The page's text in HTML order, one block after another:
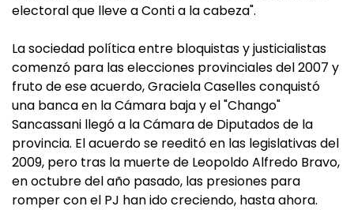
electoral que lleve a Conti a la cabeza".
La sociedad política entre bloquistas y justicialistas
comenzó para las elecciones provinciales del 2007 y
fruto de ese acuerdo, Graciela Caselles conquistó
una banca en la Cámara baja y el "Chango"
Sancassani llegó a la Cámara de Diputados de la
provincia. El acuerdo se reeditó en las legislativas del
2009, pero tras la muerte de Leopoldo Alfredo Bravo,
en octubre del año pasado, las presiones para
romper con el PJ han ido creciendo, hasta ahora.